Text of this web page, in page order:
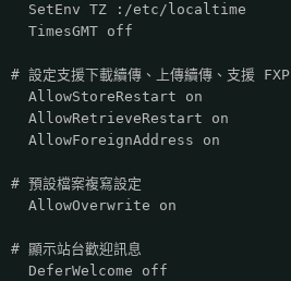
SetEnv TZ :/etc/localtime
TimesGMT off
# 設定支援下載續傳、上傳續傳、支援 FXP
AllowStoreRestart on
AllowRetrieveRestart on
AllowForeignAddress on
# 預設檔案複寫設定
AllowOverwrite on
# 顯示站台歡迎訊息
DeferWelcome off